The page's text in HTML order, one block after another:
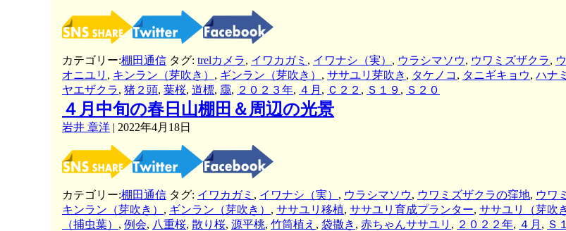
カテゴリー:棚田通信 タグ: trelカメラ, イワカガミ , イワナシ（実） , ウラシマソウ, ウワミズザクラ,
オニユリ , キンラン（芽吹き） , ギンラン（芽吹き） , ササユリ芽吹き , タケノコ , タニギキョウ, ハナ
ヤエザクラ, 猪２頭, 葉桜, 道標, 靄, ２０２３年, ４月 , Ｃ２２ , Ｓ１９ , Ｓ２０
４月中旬の春日山棚田＆周辺の光景
岩井 章洋 | 2022年4月18日
カテゴリー:棚田通信 タグ: イワカガミ , イワナシ（実） , ウラシマソウ, ウワミズザクラの窪地, ウワ
キンラン（芽吹き） , ギンラン（芽吹き） , ササユリ移植, ササユリ育成プランター, ササユリ（芽吹
（捕虫葉） , 例会, 八重桜, 散り桜, 源平桃, 竹筒植え , 袋撒き , 赤ちゃんササユリ , ２０２２年, ４月 , Ｓ